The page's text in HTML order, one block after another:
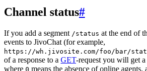
Channel status#
If you add a segment /status at the end of
events to JivoChat (for example,
https://wh.jivosite.com/foo/bar/
of a response to a GET-request you will get a
where 0 means the absence of online agents,